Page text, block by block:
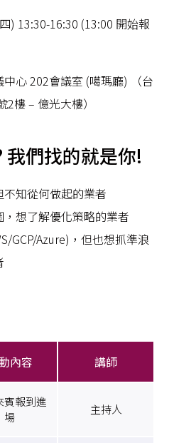
) 13:30-16:30 (13:00 開始報
心 202會議室 (噶瑪廳) （台
樓 – 億光大樓）
我們找的就是你!
知從何做起的業者
想了解優化策略的業者
GCP/Azure)，但也想抓準浪
內容 講師
賓報到進
場
主持人